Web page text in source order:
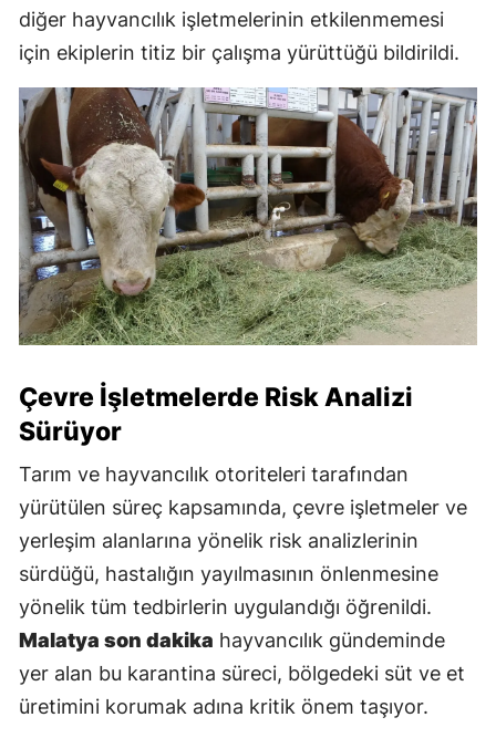
diğer hayvancılık işletmelerinin etkilenmemesi
için ekiplerin titiz bir çalışma yürüttüğü bildirildi.
Çevre İşletmelerde Risk Analizi
Sürüyor
Tarım ve hayvancılık otoriteleri tarafından
yürütülen süreç kapsamında, çevre işletmeler ve
yerleşim alanlarına yönelik risk analizlerinin
sürdüğü, hastalığın yayılmasının önlenmesine
yönelik tüm tedbirlerin uygulandığı öğrenildi.
Malatya son dakika hayvancılık gündeminde
yer alan bu karantina süreci, bölgedeki süt ve et
üretimini korumak adına kritik önem taşıyor.